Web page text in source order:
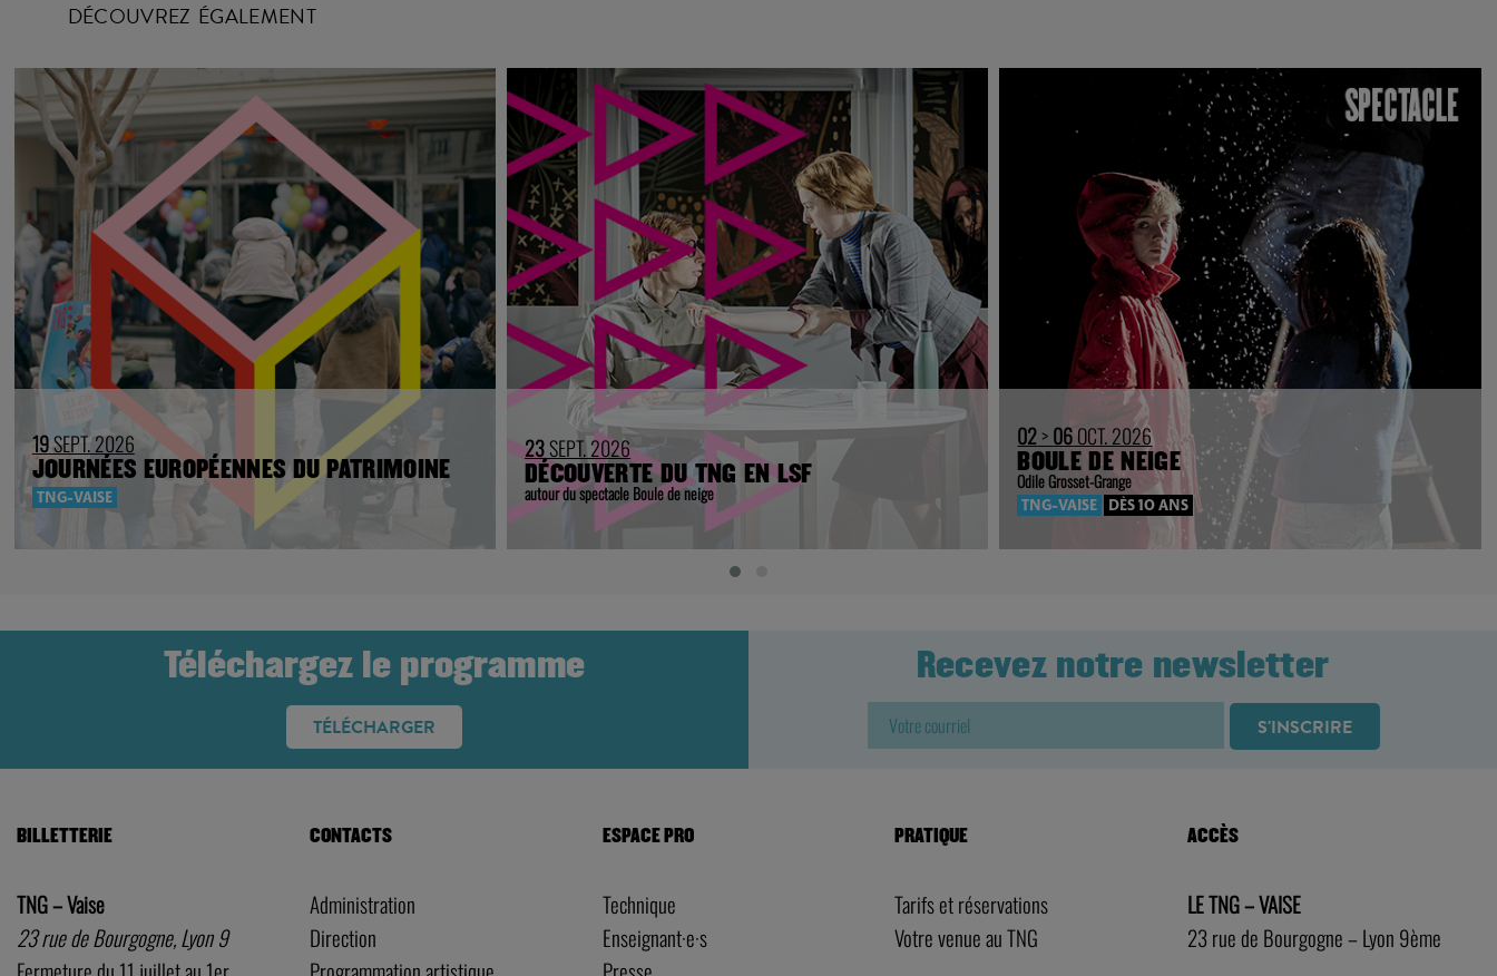
DÉCOUVREZ ÉGALEMENT
19SEPT. 2026
JOURNÉES EUROPÉENNES DU PATRIMOINE
TNG-VAISE
23SEPT. 2026
DÉCOUVERTE DU TNG EN LSF
autour du spectacle Boule de neige
02>06OCT. 2026
BOULE DE NEIGE
Odile Grosset-Grange
TNG-VAISE DÈS 10 ANS
Téléchargez le programme
TÉLÉCHARGER
Recevez notre newsletter
BILLETTERIE
TNG – Vaise
23 rue de Bourgogne, Lyon 9
CONTACTS
Administration
Direction
ESPACE PRO
Technique
Enseignant·e·s
PRATIQUE
Tarifs et réservations
Votre venue au TNG
ACCÈS
LE TNG – VAISE
23 rue de Bourgogne – Lyon 9ème